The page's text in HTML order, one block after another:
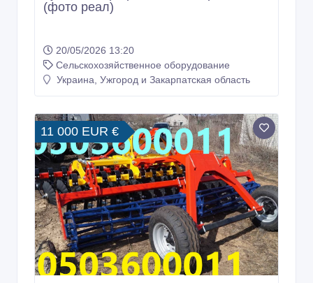
(фото реал)
20/05/2026 13:20
Сельскохозяйственное оборудование
Украина, Ужгород и Закарпатская область
11 000 EUR €